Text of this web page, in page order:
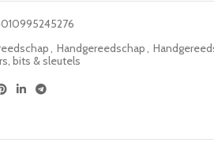
, Handgereedschap,
bits & sleutels